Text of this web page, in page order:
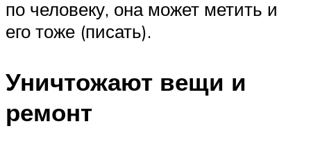
по человеку, она может метить и
его тоже (писать).
Уничтожают вещи и
ремонт